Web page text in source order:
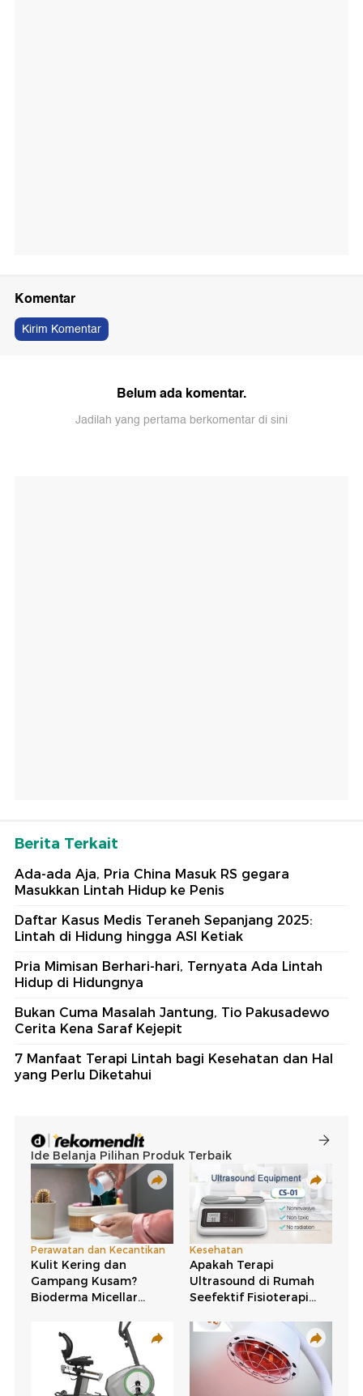
Komentar
Kirim Komentar
Belum ada komentar.
Jadilah yang pertama berkomentar di sini
Berita Terkait
Ada-ada Aja, Pria China Masuk RS gegara
Masukkan Lintah Hidup ke Penis
Daftar Kasus Medis Teraneh Sepanjang 2025:
Lintah di Hidung hingga ASI Ketiak
Pria Mimisan Berhari-hari, Ternyata Ada Lintah
Hidup di Hidungnya
Bukan Cuma Masalah Jantung, Tio Pakusadewo
Cerita Kena Saraf Kejepit
7 Manfaat Terapi Lintah bagi Kesehatan dan Hal
yang Perlu Diketahui